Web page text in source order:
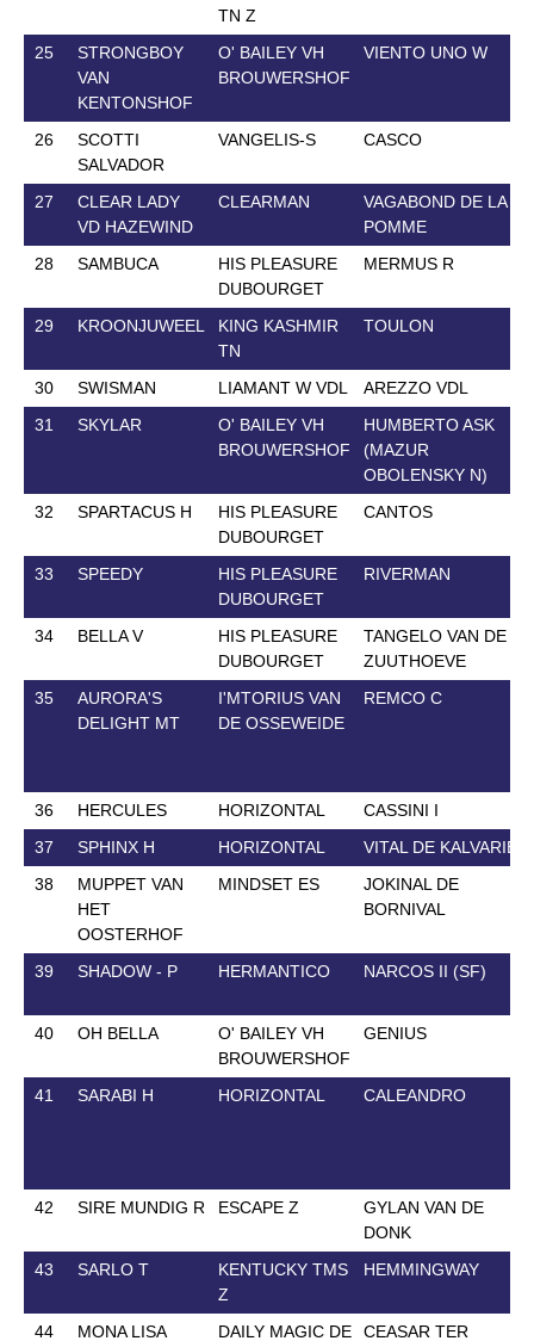
TN Z
25
STRONGBOY
VAN
KENTONSHOF
O' BAILEY VH
BROUWERSHOF
VIENTO UNO W
26
SCOTTI
SALVADOR
VANGELIS-S CASCO
27
CLEAR LADY
VD HAZEWIND
CLEARMAN
VAGABOND DE LA
POMME
28 SAMBUCA
HIS PLEASURE
DUBOURGET
MERMUS R
29 KROONJUWEEL
KING KASHMIR
TN
TOULON
30 SWISMAN LIAMANT W VDL AREZZO VDL
31
SKYLAR
O' BAILEY VH
BROUWERSHOF
HUMBERTO ASK
(MAZUR
OBOLENSKY N)
32 SPARTACUS H
HIS PLEASURE
DUBOURGET
CANTOS
33 SPEEDY
HIS PLEASURE
DUBOURGET
RIVERMAN
34 BELLA V
HIS PLEASURE
DUBOURGET
TANGELO VAN DE
ZUUTHOEVE
35
AURORA'S
DELIGHT MT
I'MTORIUS VAN
DE OSSEWEIDE
REMCO C
36 HERCULES HORIZONTAL CASSINI I
37
SPHINX H HORIZONTAL VITAL DE KALVARIE
38
MUPPET VAN
HET
OOSTERHOF
MINDSET ES
JOKINAL DE
BORNIVAL
39 SHADOW - P HERMANTICO NARCOS II (SF)
40 OH BELLA
O' BAILEY VH
BROUWERSHOF
GENIUS
41 SARABI H HORIZONTAL CALEANDRO
42 SIRE MUNDIG R ESCAPE Z
GYLAN VAN DE
DONK
43 SARLO T
KENTUCKY TMS
Z
HEMMINGWAY
44
MONA LISA
DAILY MAGIC DE
CEASAR TER